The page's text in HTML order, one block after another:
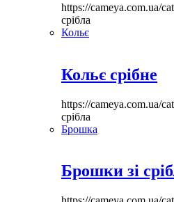
https://cameya.com.ua/
срібла
Кольє
Кольє срібне
https://cameya.com.ua/
срібла
Брошка
Брошки зі